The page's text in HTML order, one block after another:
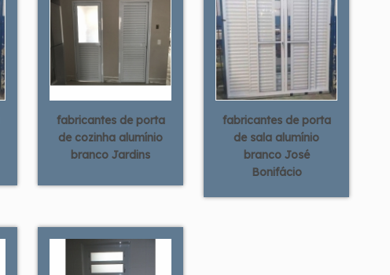
fabricantes de porta
de cozinha alumínio
branco Jardins
fabricantes de porta
de sala alumínio
branco José
Bonifácio